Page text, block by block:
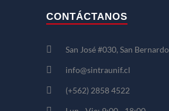
CONTÁCTANOS
San José #030, San Bernardo
info@sintraunif.cl
(+562) 2858 4522